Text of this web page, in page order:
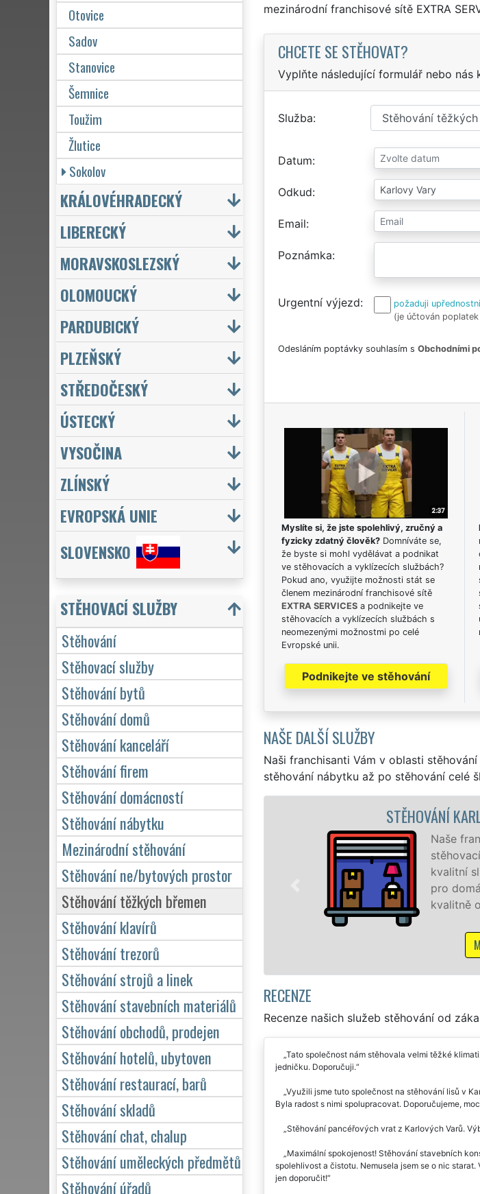
mezinárodní franchisové sítě EXTRA
CHCETE SE STĚHOVAT?
Vyplňte následující formulář nebo nás
Služba
Datum
Odkud
Email
Poznámka
Urgentní výjezd
požaduji
(je účtován
Odesláním poptávky souhlasím s Obchodními
Myslíte si, že jste spolehlivý, zručný a
fyzicky zdatný člověk?Domníváte se,
že byste si mohl vydělávat a podnikat
ve stěhovacích a vyklízecích službách?
Pokud ano, využijte možnosti stát se
členem mezinárodní franchisové sítě
EXTRA SERVICESa podnikejte ve
stěhovacích a vyklízecích službách s
neomezenými možnostmi po celé
Evropské unii.
Podnikejte ve stěhování
NAŠE DALŠÍ SLUŽBY
Naši franchisanti Vám v oblasti
stěhování nábytku až po stěhování celé
STĚHOVÁNÍ
Naše
stěhovací
kvalitní
pro
kvalitně
RECENZE
Recenze našich služeb stěhování od
Tato společnost nám stěhovala velmi těžké
jedničku. Doporučuji.
Využili jsme tuto společnost na stěhování lisů v
Byla radost s nimi spolupracovat. Doporučujeme,
Stěhování pancéřových vrat z Karlových Varů.
Maximální spokojenost! Stěhování stavebních
spolehlivost a čistotu. Nemusela jsem se o nic
jen doporučit!
Otovice
Sadov
Stanovice
Šemnice
Toužim
Žlutice
Sokolov
KRÁLOVÉHRADECKÝ
LIBERECKÝ
MORAVSKOSLEZSKÝ
OLOMOUCKÝ
PARDUBICKÝ
PLZEŇSKÝ
STŘEDOČESKÝ
ÚSTECKÝ
VYSOČINA
ZLÍNSKÝ
EVROPSKÁ UNIE
SLOVENSKO
STĚHOVACÍ SLUŽBY
Stěhování
Stěhovací služby
Stěhování bytů
Stěhování domů
Stěhování kanceláří
Stěhování firem
Stěhování domácností
Stěhování nábytku
Mezinárodní stěhování
Stěhování ne/bytových prostor
Stěhování těžkých břemen
Stěhování klavírů
Stěhování trezorů
Stěhování strojů a linek
Stěhování stavebních materiálů
Stěhování obchodů, prodejen
Stěhování hotelů, ubytoven
Stěhování restaurací, barů
Stěhování skladů
Stěhování chat, chalup
Stěhování uměleckých předmětů
Stěhování úřadů